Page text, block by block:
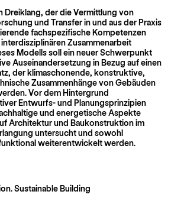
Dreiklang, der die Vermittlung von
und Transfer in und aus der Praxis
fachspe­zifische Kompetenzen
Zusammenarbeit
Modells soll ein neuer Schwerpunkt
Auseinandersetzung in Bezug auf einen
der klimaschonende, konstruk­tive,
Zusammenhänge von Gebäuden
Vor dem Hintergrund
Entwurfs- und Planungsprinzipien
und energetische Aspekte
Architektur und Baukonstruktion im
untersucht und sowohl
weiterentwickelt werden.
Sustainable Building